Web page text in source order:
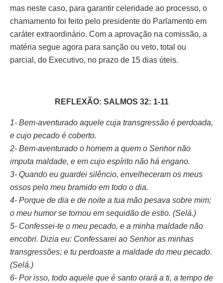
mas neste caso, para garantir celeridade ao processo, o
chamamento foi feito pelo presidente do Parlamento em
caráter extraordinário. Com a aprovação na comissão, a
matéria segue agora para sanção ou veto, total ou
parcial, do Executivo, no prazo de 15 dias úteis.
REFLEXÃO: SALMOS 32: 1-11
1- Bem-aventurado aquele cuja transgressão é perdoada,
e cujo pecado é coberto.
2- Bem-aventurado o homem a quem o Senhor não
imputa maldade, e em cujo espírito não há engano.
3- Quando eu guardei silêncio, envelheceram os meus
ossos pelo meu bramido em todo o dia.
4- Porque de dia e de noite a tua mão pesava sobre mim;
o meu humor se tornou em sequidão de estio. (Selá.)
5- Confessei-te o meu pecado, e a minha maldade não
encobri. Dizia eu: Confessarei ao Senhor as minhas
transgressões; e tu perdoaste a maldade do meu pecado.
(Selá.)
6- Por isso, todo aquele que é santo orará a ti, a tempo de